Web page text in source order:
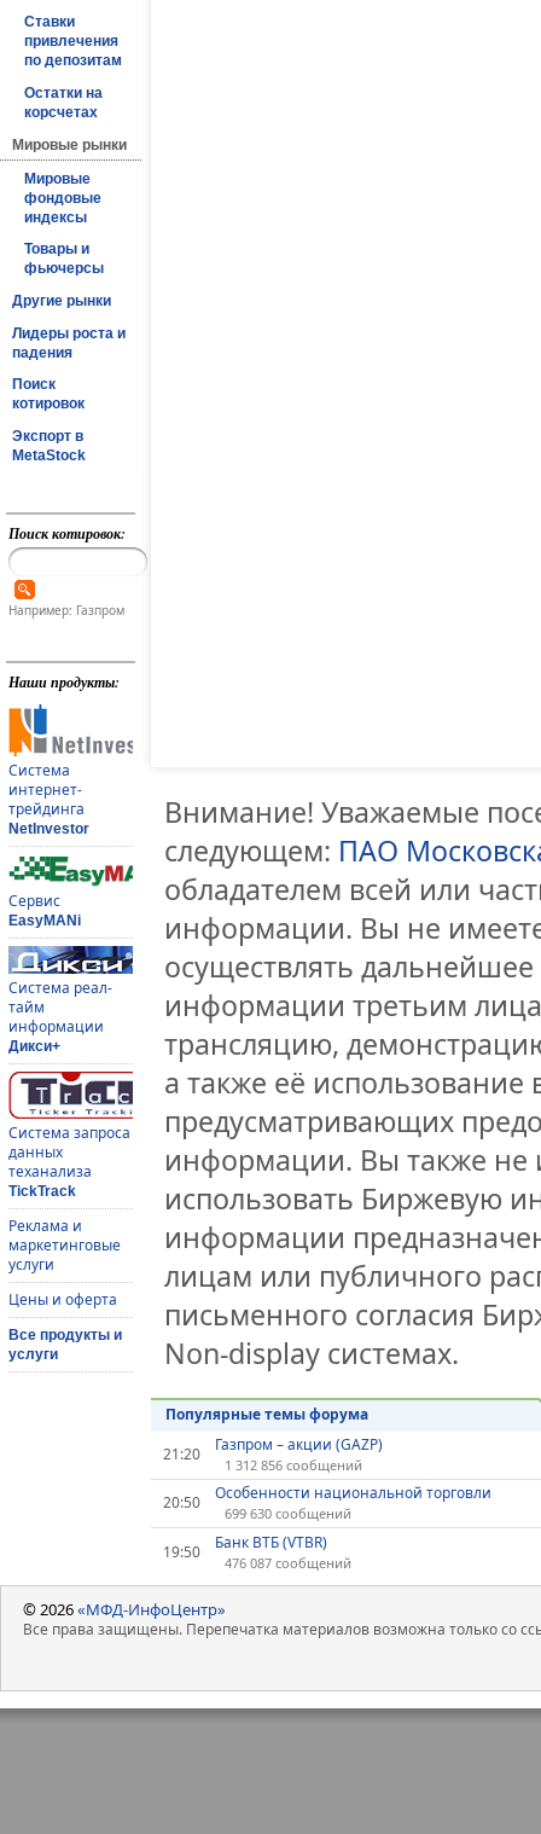
Ставки
привлечения
по депозитам
Остатки на
корсчетах
Мировые рынки
Мировые
фондовые
индексы
Товары и
фьючерсы
Другие рынки
Лидеры роста и
падения
Поиск
котировок
Экспорт в
MetaStock
Поиск котировок:
Например: Газпром
Наши продукты:
Система
интернет-
трейдинга
NetInvestor
Сервис
EasyMANi
Система реал-
тайм
информации
Дикси+
Система запроса
данных
теханализа
TickTrack
Реклама и
маркетинговые
услуги
Цены и оферта
Все продукты и
услуги
Внимание! Уважаемые
следующем: ПАО
обладателем всей или
информации. Вы не
осуществлять
информации третьим
трансляцию,
а также её
предусматривающих
информации. Вы также не
использовать Биржевую
информации
лицам или публичного
письменного согласия
Non-display системах.
Популярные темы форума
21:20
Газпром – акции (GAZP)
1 312 856 сообщений
20:50 Особенности национальной торговли
699 630 сообщений
19:50 Банк ВТБ (VTBR)
476 087 сообщений
© 2026«МФД-ИнфоЦентр»
Все права защищены. Перепечатка материалов возможна только со